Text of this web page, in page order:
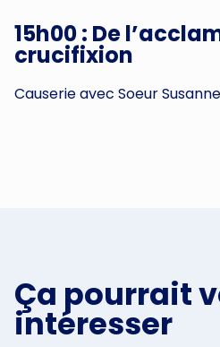
15h00 : De
crucifixion
Causerie avec Soeur Susanne
Ça pourrait
intéresser